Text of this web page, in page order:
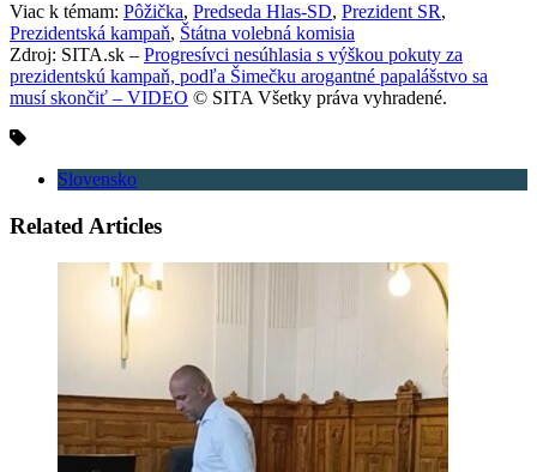
Viac k témam: Pôžička, Predseda Hlas-SD, Prezident SR,
Prezidentská kampaň, Štátna volebná komisia
Zdroj: SITA.sk – Progresívci nesúhlasia s výškou pokuty za
prezidentskú kampaň, podľa Šimečku arogantné papalášstvo sa
musí skončiť – VIDEO © SITA Všetky práva vyhradené.
Slovensko
Related Articles